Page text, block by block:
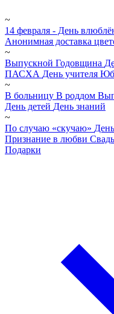
~
14 февраля - День
Анонимная доставка
~
Выпускной Годовщина
ПАСХА День учителя
~
В больницу В роддом
День детей День знаний
~
По случаю «скучаю»
Признание в любви
Подарки